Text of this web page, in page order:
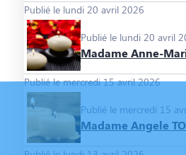
Publié le lundi 20 avril 2026
Publié le lundi 20 avril
Madame Anne-
Publié le mercredi 15 avril 2026
Publié le mercredi 15
Madame Angele